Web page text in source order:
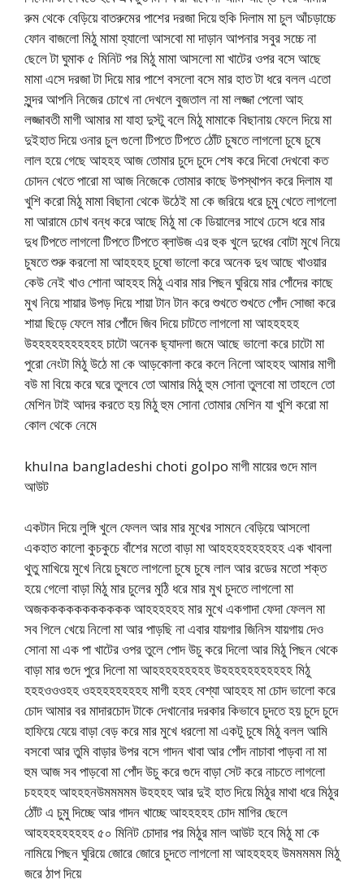
রুম থেকে বেড়িয়ে বাতরুমের পাশের দরজা দিয়ে হুকি দিলাম মা চুল আঁচড়াচ্চে
ফোন বাজলো মিঠু মামা হ্যালো আসবো মা দাড়ান আপনার সবুর সচ্চে না
ছেলে টা ঘুমাক ৫ মিনিট পর মিঠু মামা আসলো মা খাটের ওপর বসে আছে
মামা এসে দরজা টা দিয়ে মার পাশে বসলো বসে মার হাত টা ধরে বলল এতো
সুন্দর আপনি নিজের চোখে না দেখলে বুজতাল না মা লজ্জা পেলো আহ
লজ্জাবতী মাগী আমার মা যাহা দুস্টু বলে মিঠু মামাকে বিছানায় ফেলে দিয়ে মা
দুইহাত দিয়ে ওনার চুল গুলো টিপতে টিপতে ঠোঁট চুষতে লাগলো চুষে চুষে
লাল হয়ে গেছে আহহহ আজ তোমার চুদে চুদে শেষ করে দিবো দেখবো কত
চোদন খেতে পারো মা আজ নিজেকে তোমার কাছে উপস্থাপন করে দিলাম যা
খুশি করো মিঠু মামা বিছানা থেকে উঠেই মা কে জরিয়ে ধরে চুমু খেতে লাগলো
মা আরামে চোখ বন্ধ করে আছে মিঠু মা কে ডিয়ালের সাথে ঢেসে ধরে মার
দুধ টিপতে লাগলো টিপতে টিপতে ব্লাউজ এর হুক খুলে দুধের বোটা মুখে নিয়ে
চুষতে শুরু করলো মা আহহহহ চুষো ভালো করে অনেক দুধ আছে খাওয়ার
কেউ নেই খাও শোনা আহহহ মিঠু এবার মার পিছন ঘুরিয়ে মার পোঁদের কাছে
মুখ নিয়ে শায়ার উপড় দিয়ে শায়া টান টান করে শুখতে শুখতে পোঁদ সোজা করে
শায়া ছিড়ে ফেলে মার পোঁদে জিব দিয়ে চাটতে লাগলো মা আহহহহহ
উহহহহহহহহহহহ চাটো অনেক ছ্যাদলা জমে আছে ভালো করে চাটো মা
পুরো নেংটা মিঠু উঠে মা কে আড়কোলা করে কলে নিলো আহহহ আমার মাগী
বউ মা বিয়ে করে ঘরে তুলবে তো আমার মিঠু হুম সোনা তুলবো মা তাহলে তো
মেশিন টাই আদর করতে হয় মিঠু হুম সোনা তোমার মেশিন যা খুশি করো মা
কোল থেকে নেমে
khulna bangladeshi choti golpo মাগী মায়ের গুদে মাল
আউট
একটান দিয়ে লুঙ্গি খুলে ফেলল আর মার মুখের সামনে বেড়িয়ে আসলো
একহাত কালো কুচকুচে বাঁশের মতো বাড়া মা আহহহহহহহহহহ এক খাবলা
থুতু মাখিয়ে মুখে নিয়ে চুষতে লাগলো চুষে চুষে লাল আর রডের মতো শক্ত
হয়ে গেলো বাড়া মিঠু মার চুলের মুঠি ধরে মার মুখ চুদতে লাগলো মা
অজককককককককককক আহহহহহহ মার মুখে একগাদা ফেদা ফেলল মা
সব গিলে খেয়ে নিলো মা আর পাড়ছি না এবার যায়গার জিনিস যায়গায় দেও
সোনা মা এক পা খাটের ওপর তুলে পোদ উচু করে দিলো আর মিঠু পিছন থেকে
বাড়া মার গুদে পুরে দিলো মা আহহহহহহহহহ উহহহহহহহহহহহ মিঠু
হহহওওওহহ ওহহহহহহহহহ মাগী হহহ বেশ্যা আহহহ মা চোদ ভালো করে
চোদ আমার বর মাদারচোদ টাকে দেখানোর দরকার কিভাবে চুদতে হয় চুদে চুদে
হাফিয়ে যেয়ে বাড়া বেড় করে মার মুখে ধরলো মা একটু চুষে মিঠু বলল আমি
বসবো আর তুমি বাড়ার উপর বসে গাদন খাবা আর পোঁদ নাচাবা পাড়বা না মা
হুম আজ সব পাড়বো মা পোঁদ উচু করে গুদে বাড়া সেট করে নাচতে লাগলো
চহহহহ আহহহনউমমমমম উহহহহ আর দুই হাত দিয়ে মিঠুর মাথা ধরে মিঠুর
ঠোঁট এ চুমু দিচ্ছে আর গাদন খাচ্ছে আহহহহহ চোদ মাগির ছেলে
আহহহহহহহহহ ৫০ মিনিট চোদার পর মিঠুর মাল আউট হবে মিঠু মা কে
নামিয়ে পিছন ঘুরিয়ে জোরে জোরে চুদতে লাগলো মা আহহহহহ উমমমমম মিঠু
জরে ঠাপ দিয়ে